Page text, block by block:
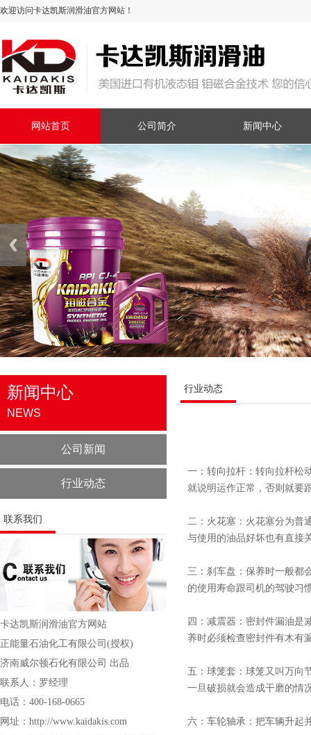
欢迎访问卡达凯斯润滑油官方网站！
网站首页 公司简介 新闻中心
新闻中心
NEWS
公司新闻
行业动态
联系我们
卡达凯斯润滑油官方网站
正能量石油化工有限公司(授权)
济南威尔顿石化有限公司 出品
联系人：罗经理
电话：400-168-0665
网址：http://www.kaidakis.com
行业动态
一：转向拉杆：转向拉杆松
就说明运作正常，否则就要
二：火花塞：火花塞分为普
与使用的油品好坏也有直接
三：刹车盘：保养时一般都
的使用寿命跟司机的驾驶习
四：减震器：密封件漏油是
养时必须检查密封件有木有
五：球笼套：球笼又叫万向
一旦破损就会造成干磨的情
六：车轮轴承：把车辆升起